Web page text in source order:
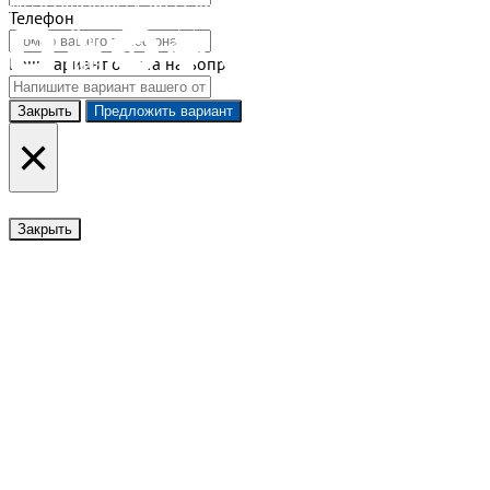
Мы в соцсетях |Карта сайта
Телефон
Ваш вариант ответа на вопрос
Закрыть
×
Закрыть